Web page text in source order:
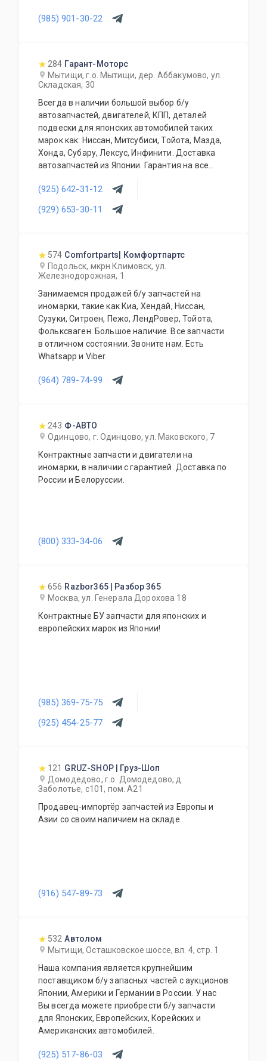
более 150000 наименований. Все запчасти,
(985) 901-30-22
284 Гарант-Моторс
Мытищи, г.о. Мытищи, дер. Аббакумово, ул.
Складская, 30
Всегда в наличии большой выбор б/у
автозапчастей, двигателей, КПП, деталей
подвески для японских автомобилей таких
марок как: Ниссан, Митсубиси, Тойота, Мазда,
Хонда, Субару, Лексус, Инфинити. Доставка
автозапчастей из Японии. Гарантия на все
(925) 642-31-12
(929) 653-30-11
574 Comfortparts| Комфортпартс
Подольск, мкрн Климовск, ул.
Железнодорожная, 1
Занимаемся продажей б/у запчастей на
иномарки, такие как Киа, Хендай, Ниссан,
Сузуки, Ситроен, Пежо, ЛендРовер, Тойота,
Фольксваген. Большое наличие. Все запчасти
в отличном состоянии. Звоните нам. Есть
Whatsapp и Viber.
(964) 789-74-99
243 Ф-АВТО
Одинцово, г. Одинцово, ул. Маковского, 7
Контрактные запчасти и двигатели на
иномарки, в наличии с гарантией. Доставка по
России и Белоруссии.
(800) 333-34-06
656 Razbor365 | Разбор 365
Москва, ул. Генерала Дорохова 18
Контрактные БУ запчасти для японских и
европейских марок из Японии!
(985) 369-75-75
(925) 454-25-77
121 GRUZ-SHOP | Груз-Шоп
Домодедово, г.о. Домодедово, д.
Заболотье, с101, пом. А21
Продавец-импортёр запчастей из Европы и
Азии со своим наличием на складе.
(916) 547-89-73
532 Автолом
Мытищи, Осташковское шоссе, вл. 4, стр. 1
Наша компания является крупнейшим
поставщиком б/у запасных частей с аукционов
Японии, Америки и Германии в России. У нас
Вы всегда можете приобрести б/у запчасти
для Японских, Европейских, Корейских и
Американских автомобилей.
(925) 517-86-03